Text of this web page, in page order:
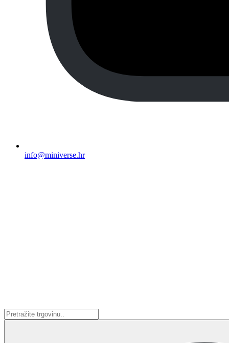
info@miniverse.hr
Search
...